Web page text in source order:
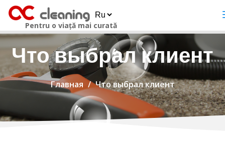
Pentru o viață mai curată
Что выбрал клиент
Главная Что выбрал клиент